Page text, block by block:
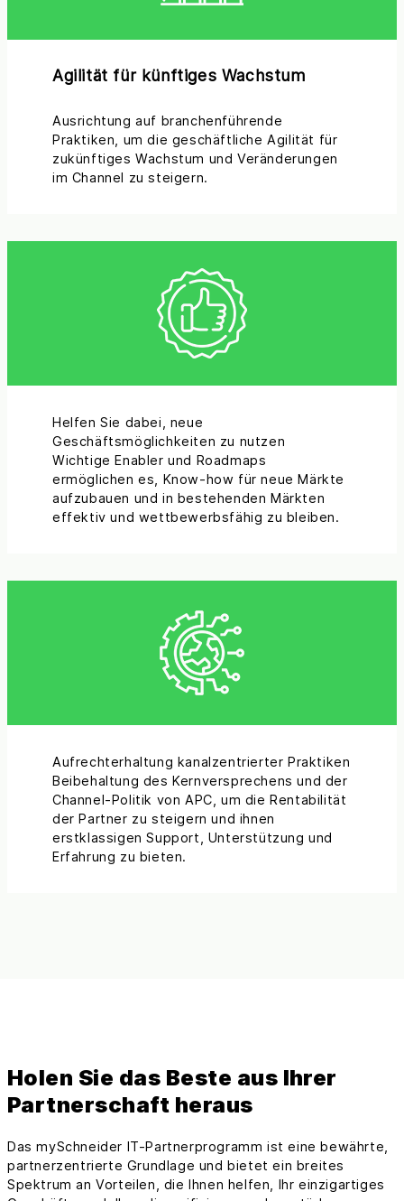
Agilität für künftiges Wachstum
Ausrichtung auf branchenführende
Praktiken, um die geschäftliche Agilität für
zukünftiges Wachstum und Veränderungen
im Channel zu steigern.
Helfen Sie dabei, neue
Geschäftsmöglichkeiten zu nutzen
Wichtige Enabler und Roadmaps
ermöglichen es, Know-how für neue Märkte
aufzubauen und in bestehenden Märkten
effektiv und wettbewerbsfähig zu bleiben.
Aufrechterhaltung kanalzentrierter Praktiken
Beibehaltung des Kernversprechens und der
Channel-Politik von APC, um die Rentabilität
der Partner zu steigern und ihnen
erstklassigen Support, Unterstützung und
Erfahrung zu bieten.
Holen Sie das Beste aus Ihrer
Partnerschaft heraus
Das mySchneider IT-Partnerprogramm ist eine bewährte,
partnerzentrierte Grundlage und bietet ein breites
Spektrum an Vorteilen, die Ihnen helfen, Ihr einzigartiges